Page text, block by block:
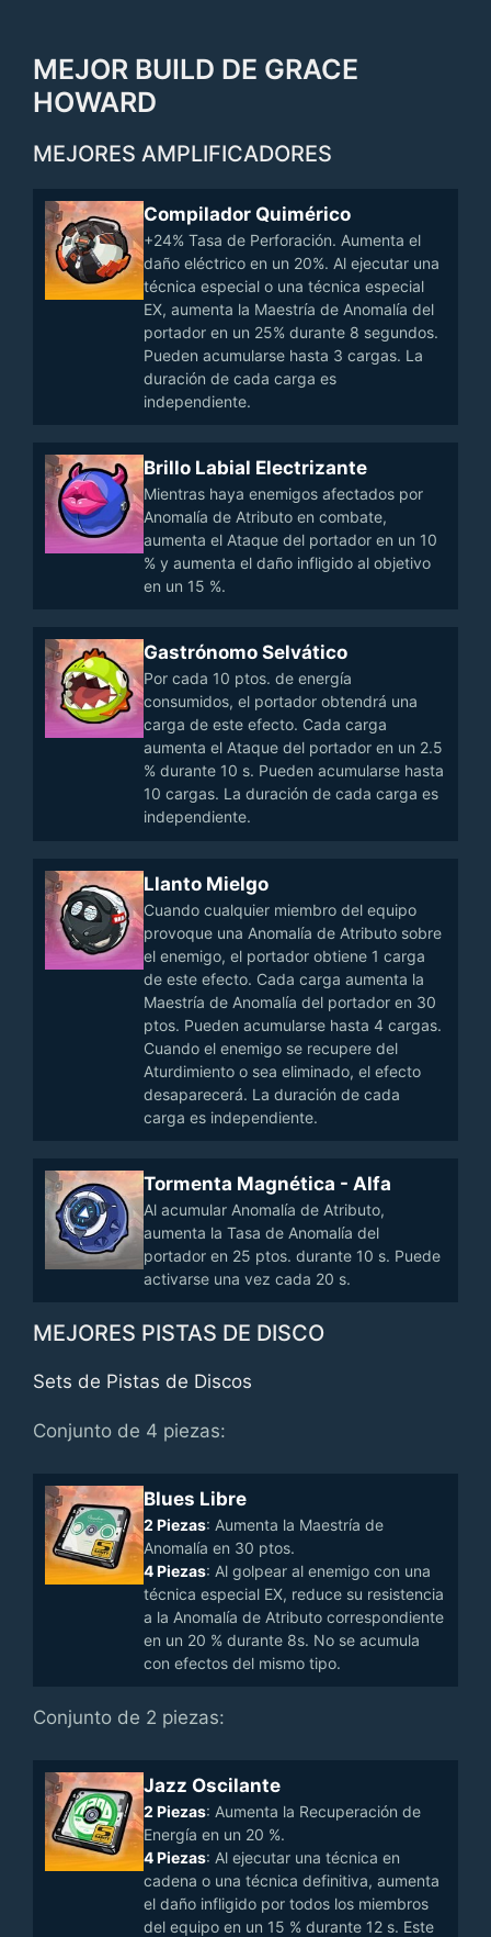
MEJOR BUILD DE GRACE
HOWARD
MEJORES AMPLIFICADORES
Compilador Quimérico
+24% Tasa de Perforación. Aumenta el
daño eléctrico en un 20%. Al ejecutar una
técnica especial o una técnica especial
EX, aumenta la Maestría de Anomalía del
portador en un 25% durante 8 segundos.
Pueden acumularse hasta 3 cargas. La
duración de cada carga es
independiente.
Brillo Labial Electrizante
Mientras haya enemigos afectados por
Anomalía de Atributo en combate,
aumenta el Ataque del portador en un 10
% y aumenta el daño infligido al objetivo
en un 15 %.
Gastrónomo Selvático
Por cada 10 ptos. de energía
consumidos, el portador obtendrá una
carga de este efecto. Cada carga
aumenta el Ataque del portador en un 2.5
% durante 10 s. Pueden acumularse hasta
10 cargas. La duración de cada carga es
independiente.
Llanto Mielgo
Cuando cualquier miembro del equipo
provoque una Anomalía de Atributo sobre
el enemigo, el portador obtiene 1 carga
de este efecto. Cada carga aumenta la
Maestría de Anomalía del portador en 30
ptos. Pueden acumularse hasta 4 cargas.
Cuando el enemigo se recupere del
Aturdimiento o sea eliminado, el efecto
desaparecerá. La duración de cada
carga es independiente.
Tormenta Magnética - Alfa
Al acumular Anomalía de Atributo,
aumenta la Tasa de Anomalía del
portador en 25 ptos. durante 10 s. Puede
activarse una vez cada 20 s.
MEJORES PISTAS DE DISCO
Sets de Pistas de Discos
Conjunto de 4 piezas:
Blues Libre
2 Piezas: Aumenta la Maestría de
Anomalía en 30 ptos.
4 Piezas: Al golpear al enemigo con una
técnica especial EX, reduce su resistencia
a la Anomalía de Atributo correspondiente
en un 20 % durante 8s. No se acumula
con efectos del mismo tipo.
Conjunto de 2 piezas:
Jazz Oscilante
2 Piezas: Aumenta la Recuperación de
Energía en un 20 %.
4 Piezas: Al ejecutar una técnica en
cadena o una técnica definitiva, aumenta
el daño infligido por todos los miembros
del equipo en un 15 % durante 12 s. Este